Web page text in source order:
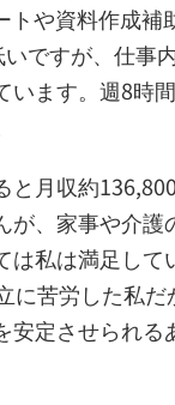
トや資料作成補
ですが、仕事
います。週8時
と月収約
が、家事や介護
は私は満足して
に苦労した私
安定させられる